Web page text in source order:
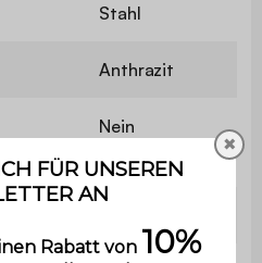
Stahl
Anthrazit
Nein
✖